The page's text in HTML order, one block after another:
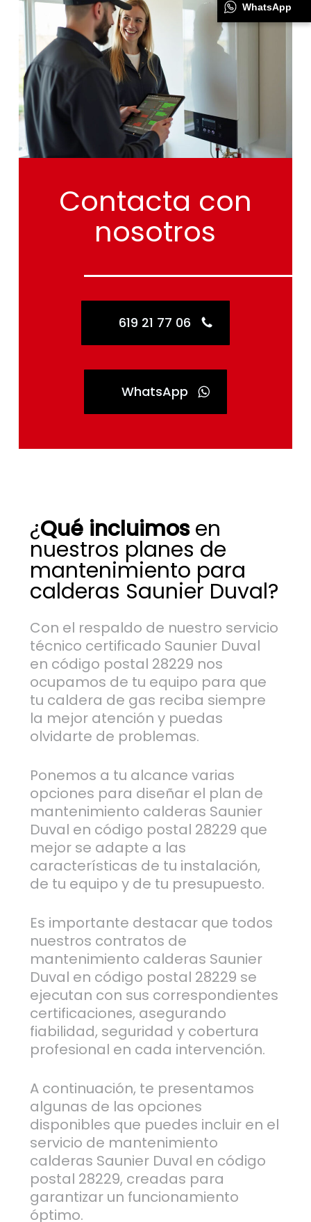
Contacta con
nosotros
619 21 77 06
WhatsApp
¿Qué incluimosen
nuestros planes de
mantenimiento para
calderas Saunier Duval?
Con el respaldo de nuestro servicio
técnico certificado Saunier Duval
en código postal 28229 nos
ocupamos de tu equipo para que
tu caldera de gas reciba siempre
la mejor atención y puedas
olvidarte de problemas.
Ponemos a tu alcance varias
opciones para diseñar el plan de
mantenimiento calderas Saunier
Duval en código postal 28229 que
mejor se adapte a las
características de tu instalación,
de tu equipo y de tu presupuesto.
Es importante destacar que todos
nuestros contratos de
mantenimiento calderas Saunier
Duval en código postal 28229 se
ejecutan con sus correspondientes
certificaciones, asegurando
fiabilidad, seguridad y cobertura
profesional en cada intervención.
A continuación, te presentamos
algunas de las opciones
disponibles que puedes incluir en el
servicio de mantenimiento
calderas Saunier Duval en código
postal 28229, creadas para
garantizar un funcionamiento
óptimo.
WhatsApp